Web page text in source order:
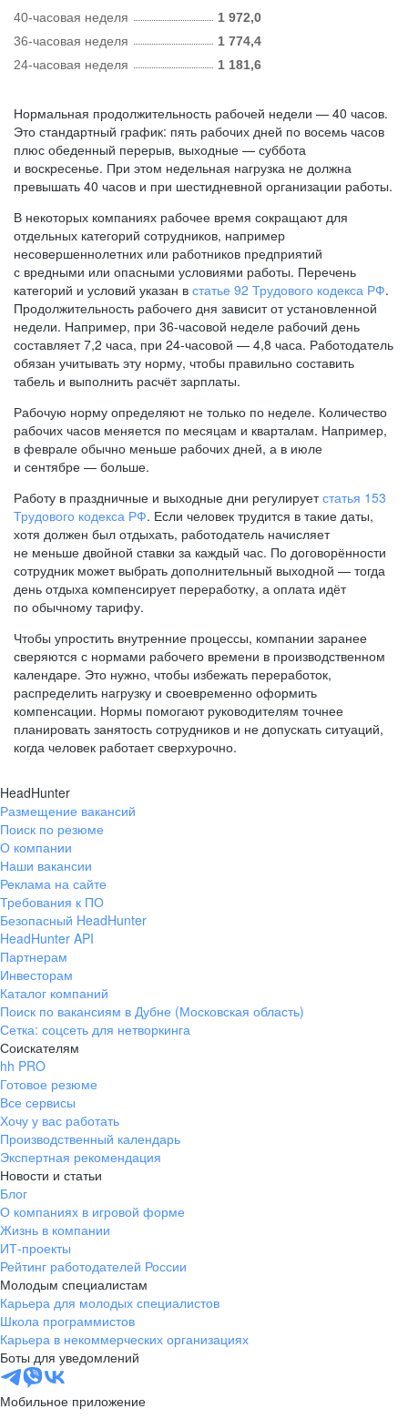
40-часовая неделя
1 972,0
36-часовая неделя
1 774,4
24-часовая неделя
1 181,6
Нормальная продолжительность рабочей недели — 40 часов.
Это стандартный график: пять рабочих дней по восемь часов
плюс обеденный перерыв, выходные — суббота
и воскресенье. При этом недельная нагрузка не должна
превышать 40 часов и при шестидневной организации работы.
В некоторых компаниях рабочее время сокращают для
отдельных категорий сотрудников, например
несовершеннолетних или работников предприятий
с вредными или опасными условиями работы. Перечень
категорий и условий указан в статье 92 Трудового кодекса РФ.
Продолжительность рабочего дня зависит от установленной
недели. Например, при 36-часовой неделе рабочий день
составляет 7,2 часа, при 24-часовой — 4,8 часа. Работодатель
обязан учитывать эту норму, чтобы правильно составить
табель и выполнить расчёт зарплаты.
Рабочую норму определяют не только по неделе. Количество
рабочих часов меняется по месяцам и кварталам. Например,
в феврале обычно меньше рабочих дней, а в июле
и сентябре — больше.
Работу в праздничные и выходные дни регулируетстатья 153
Трудового кодекса РФ. Если человек трудится в такие даты,
хотя должен был отдыхать, работодатель начисляет
не меньше двойной ставки за каждый час. По договорённости
сотрудник может выбрать дополнительный выходной — тогда
день отдыха компенсирует переработку, а оплата идёт
по обычному тарифу.
Чтобы упростить внутренние процессы, компании заранее
сверяются с нормами рабочего времени в производственном
календаре. Это нужно, чтобы избежать переработок,
распределить нагрузку и своевременно оформить
компенсации. Нормы помогают руководителям точнее
планировать занятость сотрудников и не допускать ситуаций,
когда человек работает сверхурочно.
HeadHunter
Размещение вакансий
Поиск по резюме
О компании
Наши вакансии
Реклама на сайте
Требования к ПО
Безопасный HeadHunter
HeadHunter API
Партнерам
Инвесторам
Каталог компаний
Поиск по вакансиям в Дубне (Московская область)
Сетка: соцсеть для нетворкинга
Соискателям
hh PRO
Готовое резюме
Все сервисы
Хочу у вас работать
Производственный календарь
Экспертная рекомендация
Новости и статьи
Блог
О компаниях в игровой форме
Жизнь в компании
ИТ-проекты
Рейтинг работодателей России
Молодым специалистам
Карьера для молодых специалистов
Школа программистов
Карьера в некоммерческих организациях
Боты для уведомлений
Мобильное приложение